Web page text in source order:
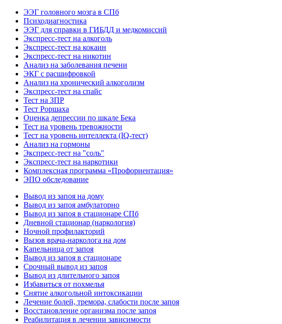
ЭЭГ головного мозга в СПб
Психодиагностика
ЭЭГ для справки в ГИБДД и медкомиссий
Экспресс-тест на алкоголь
Экспресс-тест на кокаин
Экспресс-тест на никотин
Анализ на заболевания печени
ЭКГ с расшифровкой
Анализ на хронический алкоголизм
Экспресс-тест на спайс
Тест на ЗПР
Тест Роршаха
Оценка депрессии по шкале Бека
Тест на уровень тревожности
Тест на уровень интеллекта (IQ-тест)
Анализ на гормоны
Экспресс-тест на "соль"
Экспресс-тест на наркотики
Комплексная программа «Профориентация»
ЭПО обследование
Вывод из запоя на дому
Вывод из запоя амбулаторно
Вывод из запоя в стационаре СПб
Дневной стационар (наркология)
Ночной профилакторий
Вызов врача-нарколога на дом
Капельница от запоя
Вывод из запоя в стационаре
Срочный вывод из запоя
Вывод из длительного запоя
Избавиться от похмелья
Снятие алкогольной интоксикации
Лечение болей, тремора, слабости после запоя
Восстановление организма после запоя
Реабилитация в лечении зависимости